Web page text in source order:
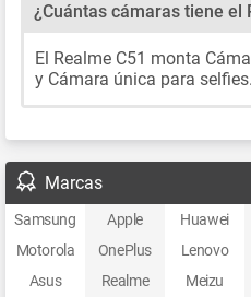
¿Cuántas cámaras tiene el
El Realme C51 monta
y Cámara única para selfies.
Marcas
Samsung Apple Huawei
Motorola
OnePlus Lenovo
Asus
Realme Meizu